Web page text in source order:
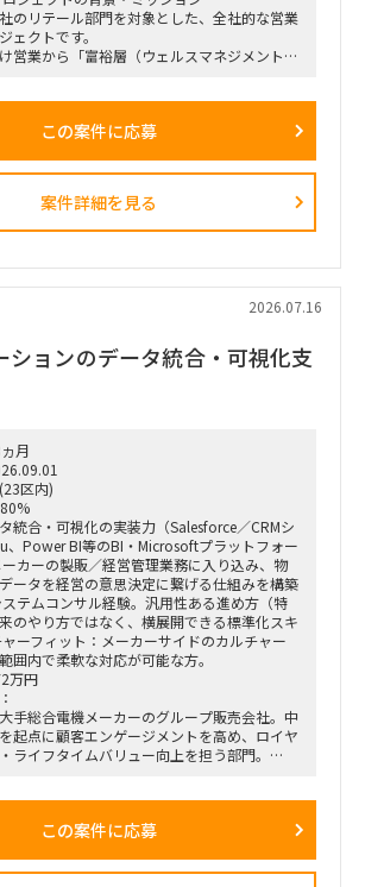
日はリモートワーク
請会社の麹町出社
のリテール部門を対象とした、全社的な営業
ェクトです。
営業から「富裕層（ウェルスマネジメント）
描いた絵に留まらず、組織再編、営業プロセス
通貫で実現することが本プロジェクトの最大
ジション・役割
事務局型PMO）ではなく、ビジネスと
ら中身の議論に入り込み、プロジェクトを実
容
ント戦略、KPI設計、新営業モデル設計など
に対する定期的なレポーティングおよび直接
ン（壁打ち）への参画。
ロープレ」「ダッシュボード」等の最先端ツ
ら、それを現場の営業員にどう使わせるか
までの定着化支援。
業経験を持つクライアント（証券会社側）の
ッグを組み、現場のリアルな知見を取り込み
い設計を行います。
この案件に応募
案件詳細を見る
2026.07.16
ションのデータ統合・可視化支
月
区内)
統合・可視化の実装力（Salesforce／CRMシ
、Power BI等のBI・Microsoftプラットフォー
カーの製販／経営管理業務に入り込み、物
ータを経営の意思決定に繋げる仕組みを構築
テムコンサル経験。汎用性ある進め方（特
のやり方ではなく、横展開できる標準化スキ
ーフィット：メーカーサイドのカルチャー
囲内で柔軟な対応が可能な方。
万円
手総合電機メーカーのグループ販売会社。中
起点に顧客エンゲージメントを高め、ロイヤ
ライフタイムバリュー向上を担う部門。
ン・スピーカー等）を担当し、新規ビジネスの
カテゴリービジネスを限られたリソースで回
この案件に応募